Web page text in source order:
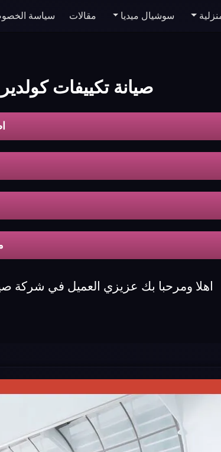
سوشيال ميديا مقالات سياسة
صيانة تكييفات
اهلا ومرحبا بك عزيزي العميل في شركة